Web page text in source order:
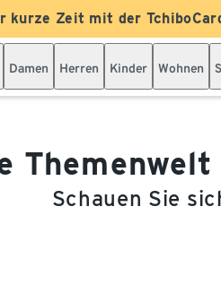
kurze Zeit mit der
Damen Herren Kinder Wohnen
Schauen Sie